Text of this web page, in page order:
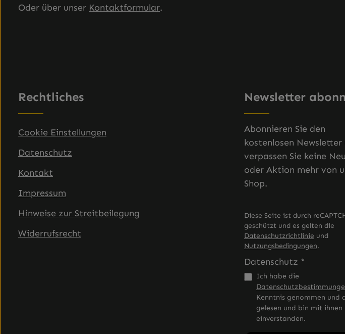
Oder über unser Kontaktformular.
Rechtliches
Cookie Einstellungen
Datenschutz
Kontakt
Impressum
Hinweise zur Streitbeilegung
Widerrufsrecht
Newsletter
Abonnieren Sie den
kostenlosen Newsletter
verpassen Sie keine
oder Aktion mehr von
Shop.
Diese Seite ist durch
geschützt und es gelten die
Datenschutzrichtlinie und
Nutzungsbedingungen.
Datenschutz *
Ich habe die
Kenntnis genommen und
gelesen und bin mit ihnen
einverstanden.